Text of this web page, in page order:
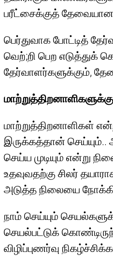
பரீட்சைக்குத் தேவையான
பெர்துவாக போட்டித்
வெற்;றி பெற எடுத்துக்
தேர்வாளர்களுக்கும்,
மாற்றுத்திறனாளிகள்
இருக்கத்தான் செய்யும்..
செய்ய முடியும் என்று
உதவுவதற்கு சிலர்
அடுத்த நிலையை
நாம் செய்யும்
செயல்பட்டுக்
விழிப்புணர்வு